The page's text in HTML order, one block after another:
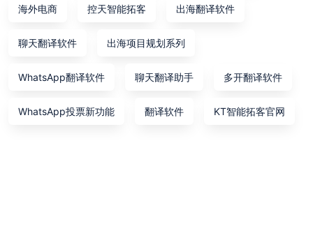
海外电商 控天智能拓客 出海翻译软件
聊天翻译软件 出海项目规划系列
WhatsApp翻译软件 聊天翻译助手 多开翻译软件
WhatsApp投票新功能 翻译软件 KT智能拓客官网